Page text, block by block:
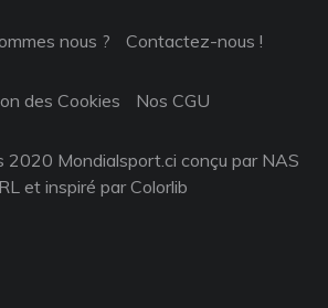
nous ? Contactez-nous !
des Cookies Nos CGU
2020 Mondialsport.ci conçu par NAS
et inspiré parColorlib